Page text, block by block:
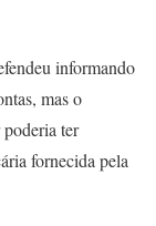
informando
mas o
ter
fornecida pela